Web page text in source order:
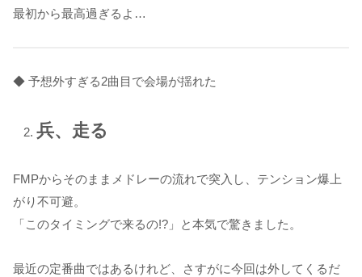
最初から最高過ぎるよ…
◆ 予想外すぎる2曲目で会場が揺れた
兵、走る
FMPからそのままメドレーの流れで突入し、テンション爆上
がり不可避。
「このタイミングで来るの!?」と本気で驚きました。
最近の定番曲ではあるけれど、さすがに今回は外してくるだ